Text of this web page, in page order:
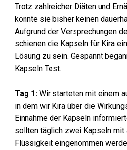
Trotz zahlreicher Diäten und
konnte sie bisher keinen
Aufgrund der Versprechungen
schienen die Kapseln für Kira
Lösung zu sein. Gespannt
Kapseln Test.
Tag 1: Wir starteten mit einem
in dem wir Kira über die
Einnahme der Kapseln
sollten täglich zwei Kapseln mit
Flüssigkeit eingenommen